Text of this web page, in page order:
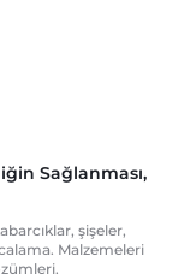
Sağlanması,
şişeler,
Malzemeleri